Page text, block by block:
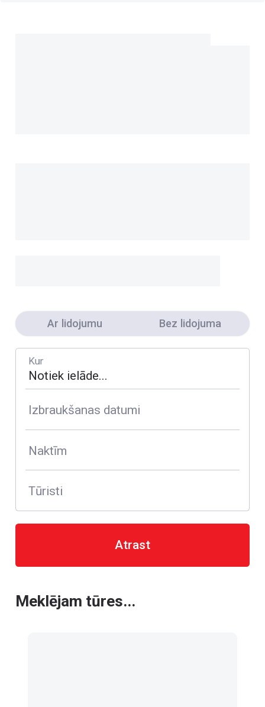
Ar lidojumu Bez lidojuma
Kur
Izbraukšanas datumi
Naktīm
Tūristi
Atrast
Meklējam tūres...